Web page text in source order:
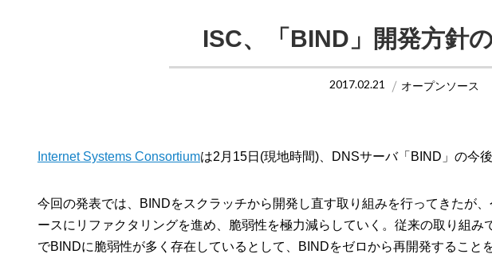
ISC、「BIND」開発方針
2017.02.21 オープンソース
Internet Systems Consortiumは2月15日(現地時間)、DNSサーバ「BIND」の今
今回の発表では、BINDをスクラッチから開発し直す取り組みを行ってきたが
ースにリファクタリングを進め、脆弱性を極力減らしていく。従来の取り組
でBINDに脆弱性が多く存在しているとして、BINDをゼロから再開発すること